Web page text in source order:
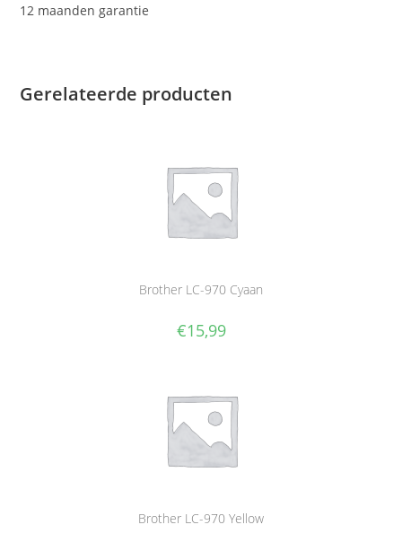
12 maanden garantie
Gerelateerde producten
Brother LC-970 Cyaan
€15,99
Brother LC-970 Yellow